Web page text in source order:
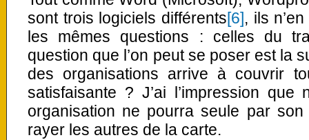
sont trois logiciels différents[6], ils
les mêmes questions : celles du
question que l’on peut se poser est la
des organisations arrive à couvrir
satisfaisante ? J’ai l’impression que
organisation ne pourra seule par son
rayer les autres de la carte.